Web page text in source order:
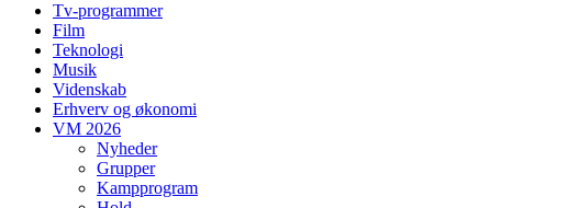
Tv-programmer
Film
Teknologi
Musik
Videnskab
Erhverv og økonomi
VM 2026
Nyheder
Grupper
Kampprogram